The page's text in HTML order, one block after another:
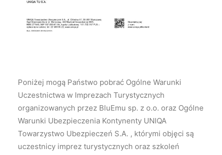
Poniżej mogą Państwo pobrać Ogólne Warunki
Uczestnictwa w Imprezach Turystycznych
organizowanych przez BluEmu sp. z o.o. oraz Ogólne
Warunki Ubezpieczenia Kontynenty UNIQA
Towarzystwo Ubezpieczeń S.A. , którymi objęci są
uczestnicy imprez turystycznych oraz szkoleń